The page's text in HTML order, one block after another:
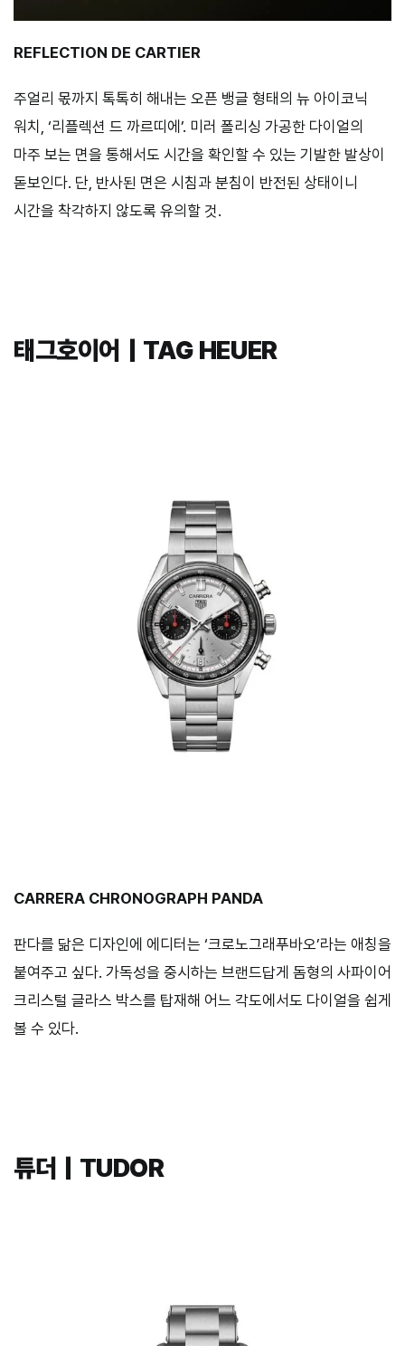
REFLECTION DE CARTIER
주얼리 몫까지 톡톡히 해내는 오픈 뱅글 형태의 뉴 아이코닉
워치, ‘리플렉션 드 까르띠에’. 미러 폴리싱 가공한 다이얼의
마주 보는 면을 통해서도 시간을 확인할 수 있는 기발한 발상이
돋보인다. 단, 반사된 면은 시침과 분침이 반전된 상태이니
시간을 착각하지 않도록 유의할 것.
태그호이어｜TAG HEUER
CARRERA CHRONOGRAPH PANDA
판다를 닮은 디자인에 에디터는 ‘크로노그래푸바오’라는 애칭을
붙여주고 싶다. 가독성을 중시하는 브랜드답게 돔형의 사파이어
크리스털 글라스 박스를 탑재해 어느 각도에서도 다이얼을 쉽게
볼 수 있다.
튜더｜TUDOR